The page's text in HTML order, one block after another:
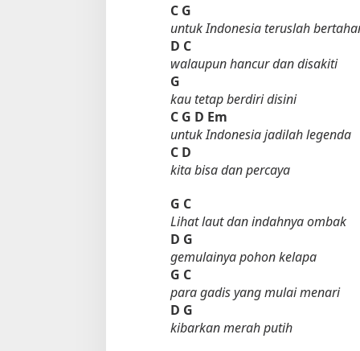
C G
untuk Indonesia teruslah
D C
walaupun hancur dan disakiti
G
kau tetap berdiri disini
C G D Em
untuk Indonesia jadilah legenda
C D
kita bisa dan percaya
G C
Lihat laut dan indahnya ombak
D G
gemulainya pohon kelapa
G C
para gadis yang mulai menari
D G
kibarkan merah putih
Tempat Makan All You Can Eat di
3 Januari 2025